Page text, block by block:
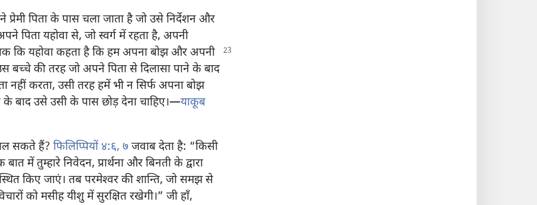
पिता के पास चला जाता है जो उसे निर्देशन और
पिता यहोवा से, जो स्वर्ग में रहता है, अपनी
कि यहोवा कहता है कि हम अपना बोझ और अपनी
बच्चे की तरह जो अपने पिता से दिलासा पाने के बाद
करता, उसी तरह हमें भी न सिर्फ अपना बोझ
के बाद उसे उसी के पास छोड़ देना चाहिए।—याकूब
सकते हैं? फिलिप्पियों ४:६, ७ जवाब देता है: “किसी
में तुम्हारे निवेदन, प्रार्थना और बिनती के द्वारा
किए जाएं। तब परमेश्‍वर की शान्ति, जो समझ से
को मसीह यीशु में सुरक्षित रखेगी।” जी हाँ,